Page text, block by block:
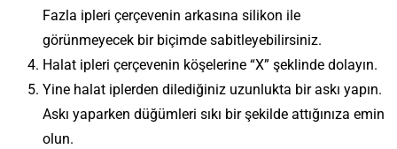
Fazla ipleri çerçevenin arkasına silikon ile
görünmeyecek bir biçimde sabitleyebilirsiniz.
Halat ipleri çerçevenin köşelerine “X” şeklinde dolayın.
Yine halat iplerden dilediğiniz uzunlukta bir askı yapın.
Askı yaparken düğümleri sıkı bir şekilde attığınıza emin
olun.